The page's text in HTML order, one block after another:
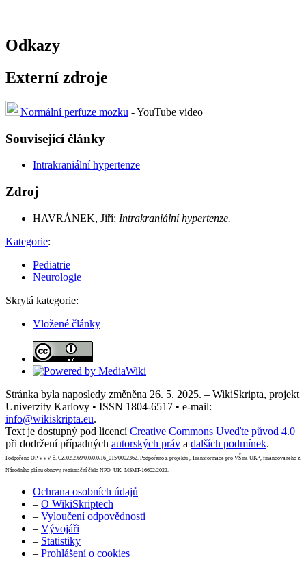
Odkazy
Externí zdroje
Normální perfuze mozku - YouTube video
Související články
Intrakraniální hypertenze
Zdroj
HAVRÁNEK, Jiří: Intrakraniální hypertenze.
Kategorie:
Pediatrie
Neurologie
Skrytá kategorie:
Vložené články
Stránka byla naposledy změněna 26. 5. 2025. – WikiSkripta, projekt
Univerzity Karlovy • ISSN 1804-6517 • e-mail:
info@wikiskripta.eu.
Text je dostupný pod licencíCreative Commons Uveďte původ 4.0
při dodržení případných autorských práv a dalších podmínek.
Podpořeno OP VVV č. CZ.02.2.69/0.0/0.0/16_015/0002362. Podpořeno z projektu „Transformace pro VŠ na UK“, financovaného z
Národního plánu obnovy, registrační číslo NPO_UK_MSMT-16602/2022.
Ochrana osobních údajů
– O WikiSkriptech
– Vyloučení odpovědnosti
– Vývojáři
– Statistiky
– Prohlášení o cookies